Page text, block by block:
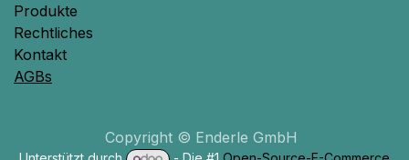
Produkte
Rechtliches
Kontakt
AGBs
Copyright © Enderle GmbH